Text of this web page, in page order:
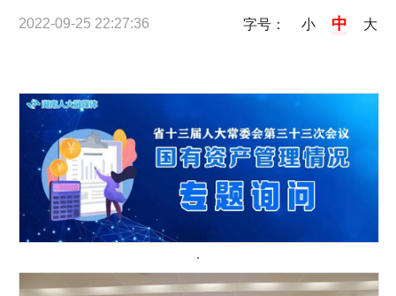
2022-09-25 22:27:36 字号： 小 中 大